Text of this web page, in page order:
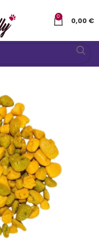
0 0,00 €